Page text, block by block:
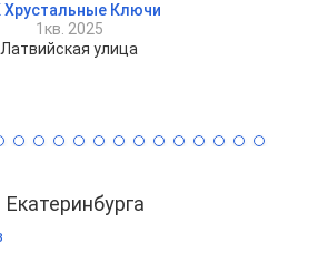
Ключи
1кв. 2025
Латвийская улица